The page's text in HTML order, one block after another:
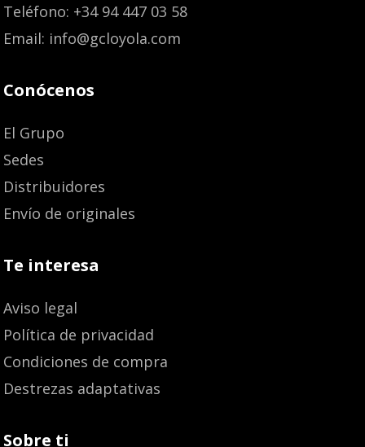
Teléfono: +34 94 447 03 58
Email: info@gcloyola.com
Conócenos
El Grupo
Sedes
Distribuidores
Envío de originales
Te interesa
Aviso legal
Política de privacidad
Condiciones de compra
Destrezas adaptativas
Sobre ti